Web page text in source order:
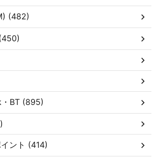
(482)
BT (895)
ント (414)